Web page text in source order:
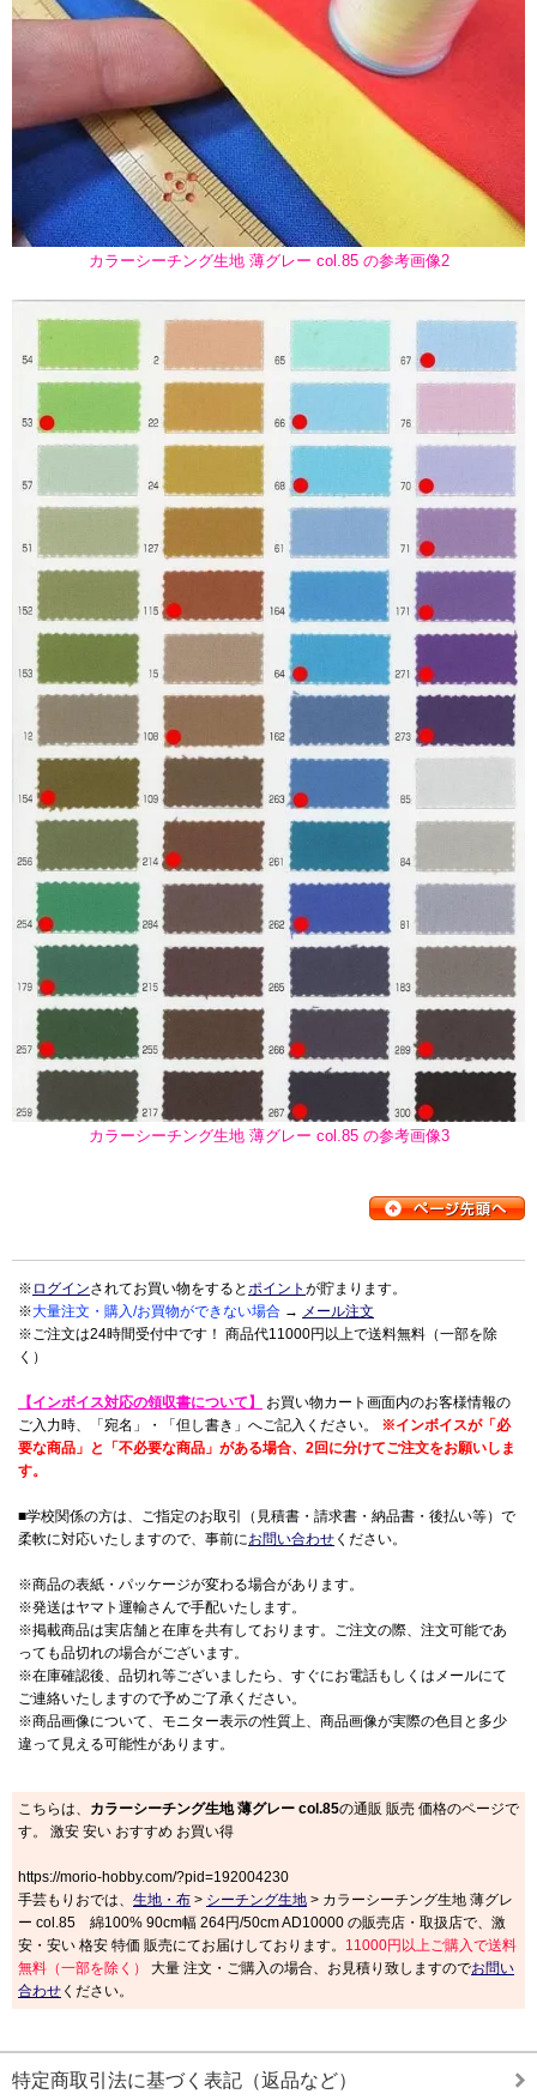
カラーシーチング生地 薄グレー col.85 の参考画像2
カラーシーチング生地 薄グレー col.85 の参考画像3
※ ログインされてお買い物をするとポイント が貯まります。
※大量注文・購入/お買物ができない場合 → メール注文
※ご注文は24時間受付中です！ 商品代11000円以上で送料無料（一部を除
く）
【インボイス対応の領収書について】
お買い物カート画面内のお客様情報の
ご入力時、「宛名」・「但し書き」へご記入ください。 ※インボイスが「必
要な商品」と「不必要な商品」がある場合、2回に分けてご注文をお願いしま
す。
■学校関係の方は、ご指定のお取引（見積書・請求書・納品書・後払い等）で
柔軟に対応いたしますので、事前にお問い合わせ ください。
※商品の表紙・パッケージが変わる場合があります。
※発送はヤマト運輸さんで手配いたします。
※掲載商品は実店舗と在庫を共有しております。ご注文の際、注文可能であ
っても品切れの場合がございます。
※在庫確認後、品切れ等ございましたら、すぐにお電話もしくはメールにて
ご連絡いたしますので予めご了承ください。
※商品画像について、モニター表示の性質上、商品画像が実際の色目と多少
違って見える可能性があります。
こちらは、 カラーシーチング生地 薄グレー col.85の通販 販売 価格のページで
す。 激安 安い おすすめ お買い得
https://morio-hobby.com/?pid=192004230
手芸もりおでは、 生地・布 > シーチング生地 > カラーシーチング生地 薄グレ
ー col.85 綿100% 90cm幅 264円/50cm AD10000 の販売店・取扱店で、激
安・安い 格安 特価 販売にてお届けしております。 11000円以上ご購入で送料
無料（一部を除く）
大量 注文・ご購入の場合、お見積り致しますのでお問い
合わせ ください。
特定商取引法に基づく表記（返品など）